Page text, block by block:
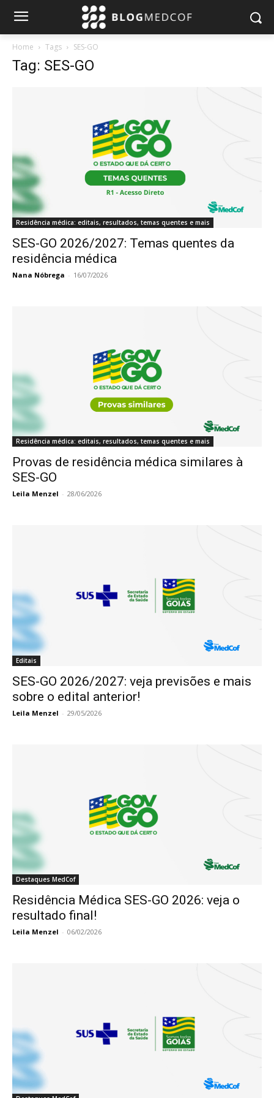
Home Tags SES-GO
Tag: SES-GO
Residência médica: editais, resultados, temas quentes e mais
SES-GO 2026/2027: Temas quentes da
residência médica
Nana Nóbrega - 16/07/2026
Residência médica: editais, resultados, temas quentes e mais
Provas de residência médica similares à
SES-GO
Leila Menzel - 28/06/2026
Editais
SES-GO 2026/2027: veja previsões e mais
sobre o edital anterior!
Leila Menzel - 29/05/2026
Destaques MedCof
Residência Médica SES-GO 2026: veja o
resultado final!
Leila Menzel - 06/02/2026